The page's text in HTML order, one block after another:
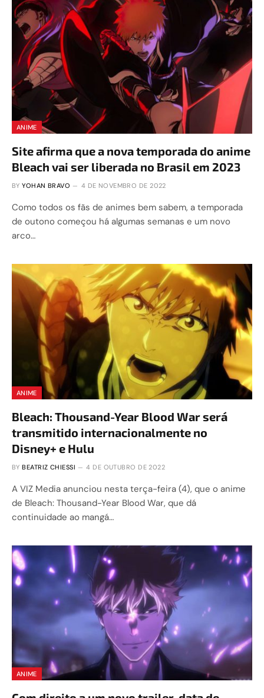
ANIME
Site afirma que a nova temporada do anime
Bleach vai ser liberada no Brasil em 2023
BY YOHAN BRAVO 4 DE NOVEMBRO DE 2022
Como todos os fãs de animes bem sabem, a temporada
de outono começou há algumas semanas e um novo
arco…
ANIME
Bleach: Thousand-Year Blood War será
transmitido internacionalmente no
Disney+ e Hulu
BY BEATRIZ CHIESSI 4 DE OUTUBRO DE 2022
A VIZ Media anunciou nesta terça-feira (4), que o anime
de Bleach: Thousand-Year Blood War, que dá
continuidade ao mangá…
ANIME